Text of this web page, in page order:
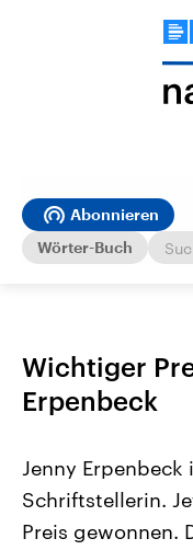
Abonnieren
Wörter-Buch
Wichtiger
Erpenbeck
Jenny
Schriftstellerin.
Preis gewonnen.